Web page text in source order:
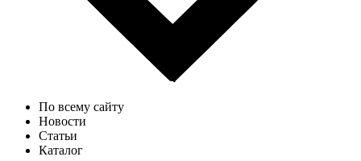
По всему сайту
Новости
Статьи
Каталог